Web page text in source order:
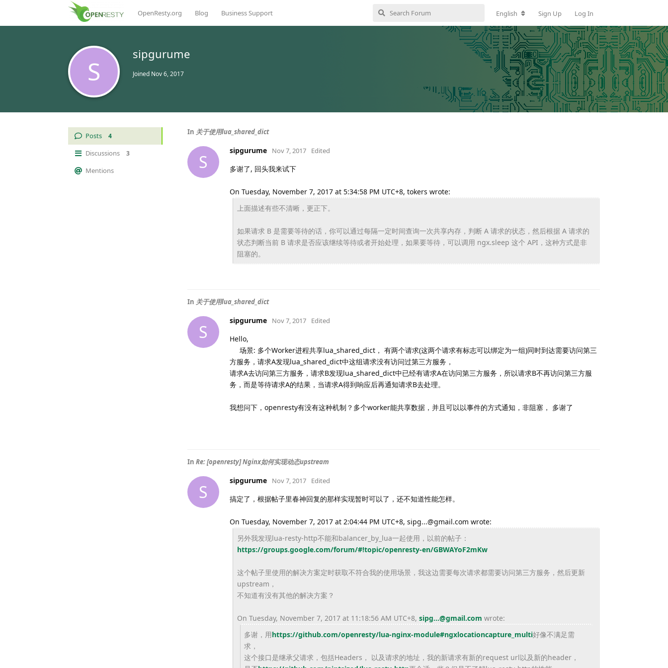
OpenResty.org Blog Business Support English Sign Up Log In
S
sipgurume
Joined Nov 6, 2017
Posts 4
Discussions 3
Mentions
In 关于使用lua_shared_dict
S
sipgurume Nov 7, 2017 Edited
多谢了, 回头我来试下
On Tuesday, November 7, 2017 at 5:34:58 PM UTC+8, tokers wrote:
上面描述有些不清晰，更正下。
如果请求 B 是需要等待的话，你可以通过每隔一定时间查询一次共享内存，判断 A 请求的状态，然后根据 A 请求的
状态判断当前 B 请求是否应该继续等待或者开始处理，如果要等待，可以调用 ngx.sleep 这个 API，这种方式是非
阻塞的。
In 关于使用lua_shared_dict
S
sipgurume Nov 7, 2017 Edited
Hello,
场景: 多个Worker进程共享lua_shared_dict， 有两个请求(这两个请求有标志可以绑定为一组)同时到达需要访问第三
方服务，请求A发现lua_shared_dict中这组请求没有访问过第三方服务，
请求A去访问第三方服务，请求B发现lua_shared_dict中已经有请求A在访问第三方服务，所以请求B不再访问第三方服
务，而是等待请求A的结果，当请求A得到响应后再通知请求B去处理。
我想问下，openresty有没有这种机制？多个worker能共享数据，并且可以以事件的方式通知，非阻塞， 多谢了
In Re: [openresty] Nginx如何实现动态upstream
S
sipgurume Nov 7, 2017 Edited
搞定了，根据帖子里春神回复的那样实现暂时可以了，还不知道性能怎样。
On Tuesday, November 7, 2017 at 2:04:44 PM UTC+8, sipg...@gmail.com wrote:
另外我发现lua-resty-http不能和balancer_by_lua一起使用， 以前的帖子：
https://groups.google.com/forum/#!topic/openresty-en/GBWAYoF2mKw
这个帖子里使用的解决方案定时获取不符合我的使用场景， 我这边需要每次请求都需要访问第三方服务， 然后更新
upstream，
不知道有没有其他的解决方案？
On Tuesday, November 7, 2017 at 11:18:56 AM UTC+8, sipg...@gmail.com wrote:
多谢，用https://github.com/openresty/lua-nginx-module#ngxlocationcapture_multi好像不满足需
求，
这个接口是继承父请求，包括Headers， 以及请求的地址，我的新请求有新的request url以及新的header，